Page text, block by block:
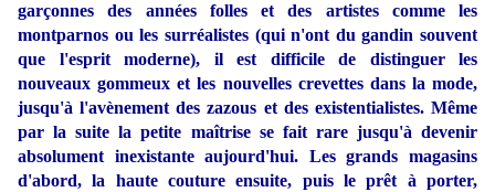
garçonnes des années folles et des artistes comme les
montparnos ou les surréalistes (qui n'ont du gandin souvent
que l'esprit moderne), il est difficile de distinguer les
nouveaux gommeux et les nouvelles crevettes dans la mode,
jusqu'à l'avènement des zazous et des existentialistes. Même
par la suite la petite maîtrise se fait rare jusqu'à devenir
absolument inexistante aujourd'hui. Les grands magasins
d'abord, la haute couture ensuite, puis le prêt à porter,